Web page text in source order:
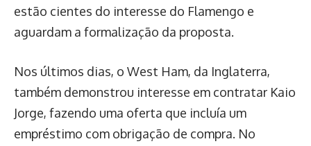
estão cientes do interesse do Flamengo e
aguardam a formalização da proposta.
Nos últimos dias, o West Ham, da Inglaterra,
também demonstrou interesse em contratar Kaio
Jorge, fazendo uma oferta que incluía um
empréstimo com obrigação de compra. No